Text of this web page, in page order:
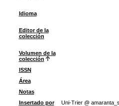
Idioma
Editor de la
colección
Volumen de la
colección
ISSN
Área
Notas
Insertado por
Uni-Trier @